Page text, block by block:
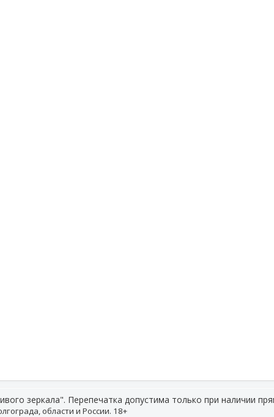
зеркала". Перепечатка допустима только при наличии
области и России. 18+